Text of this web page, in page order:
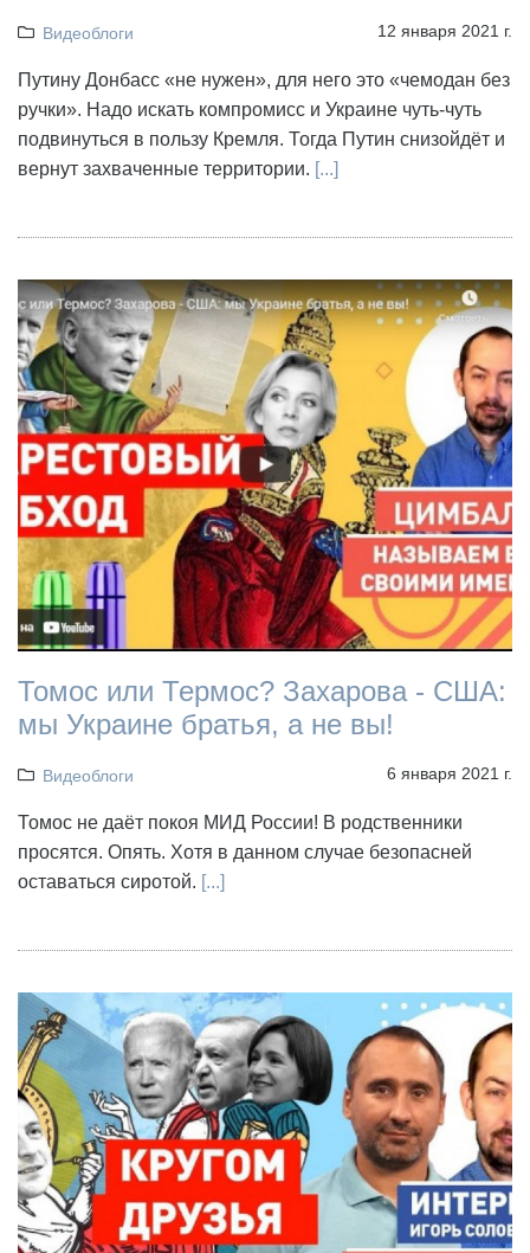
Видеоблоги 12 января 2021 г.
Путину Донбасс «не нужен», для него это «чемодан без
ручки». Надо искать компромисс и Украине чуть-чуть
подвинуться в пользу Кремля. Тогда Путин снизойдёт и
вернут захваченные территории. [...]
Томос или Термос? Захарова - США:
мы Украине братья, а не вы!
Видеоблоги 6 января 2021 г.
Томос не даёт покоя МИД России! В родственники
просятся. Опять. Хотя в данном случае безопасней
оставаться сиротой. [...]